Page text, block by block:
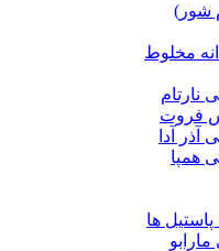
شور)
مخلوط
نارتام
فروت
آذر آدا
همپا
ها